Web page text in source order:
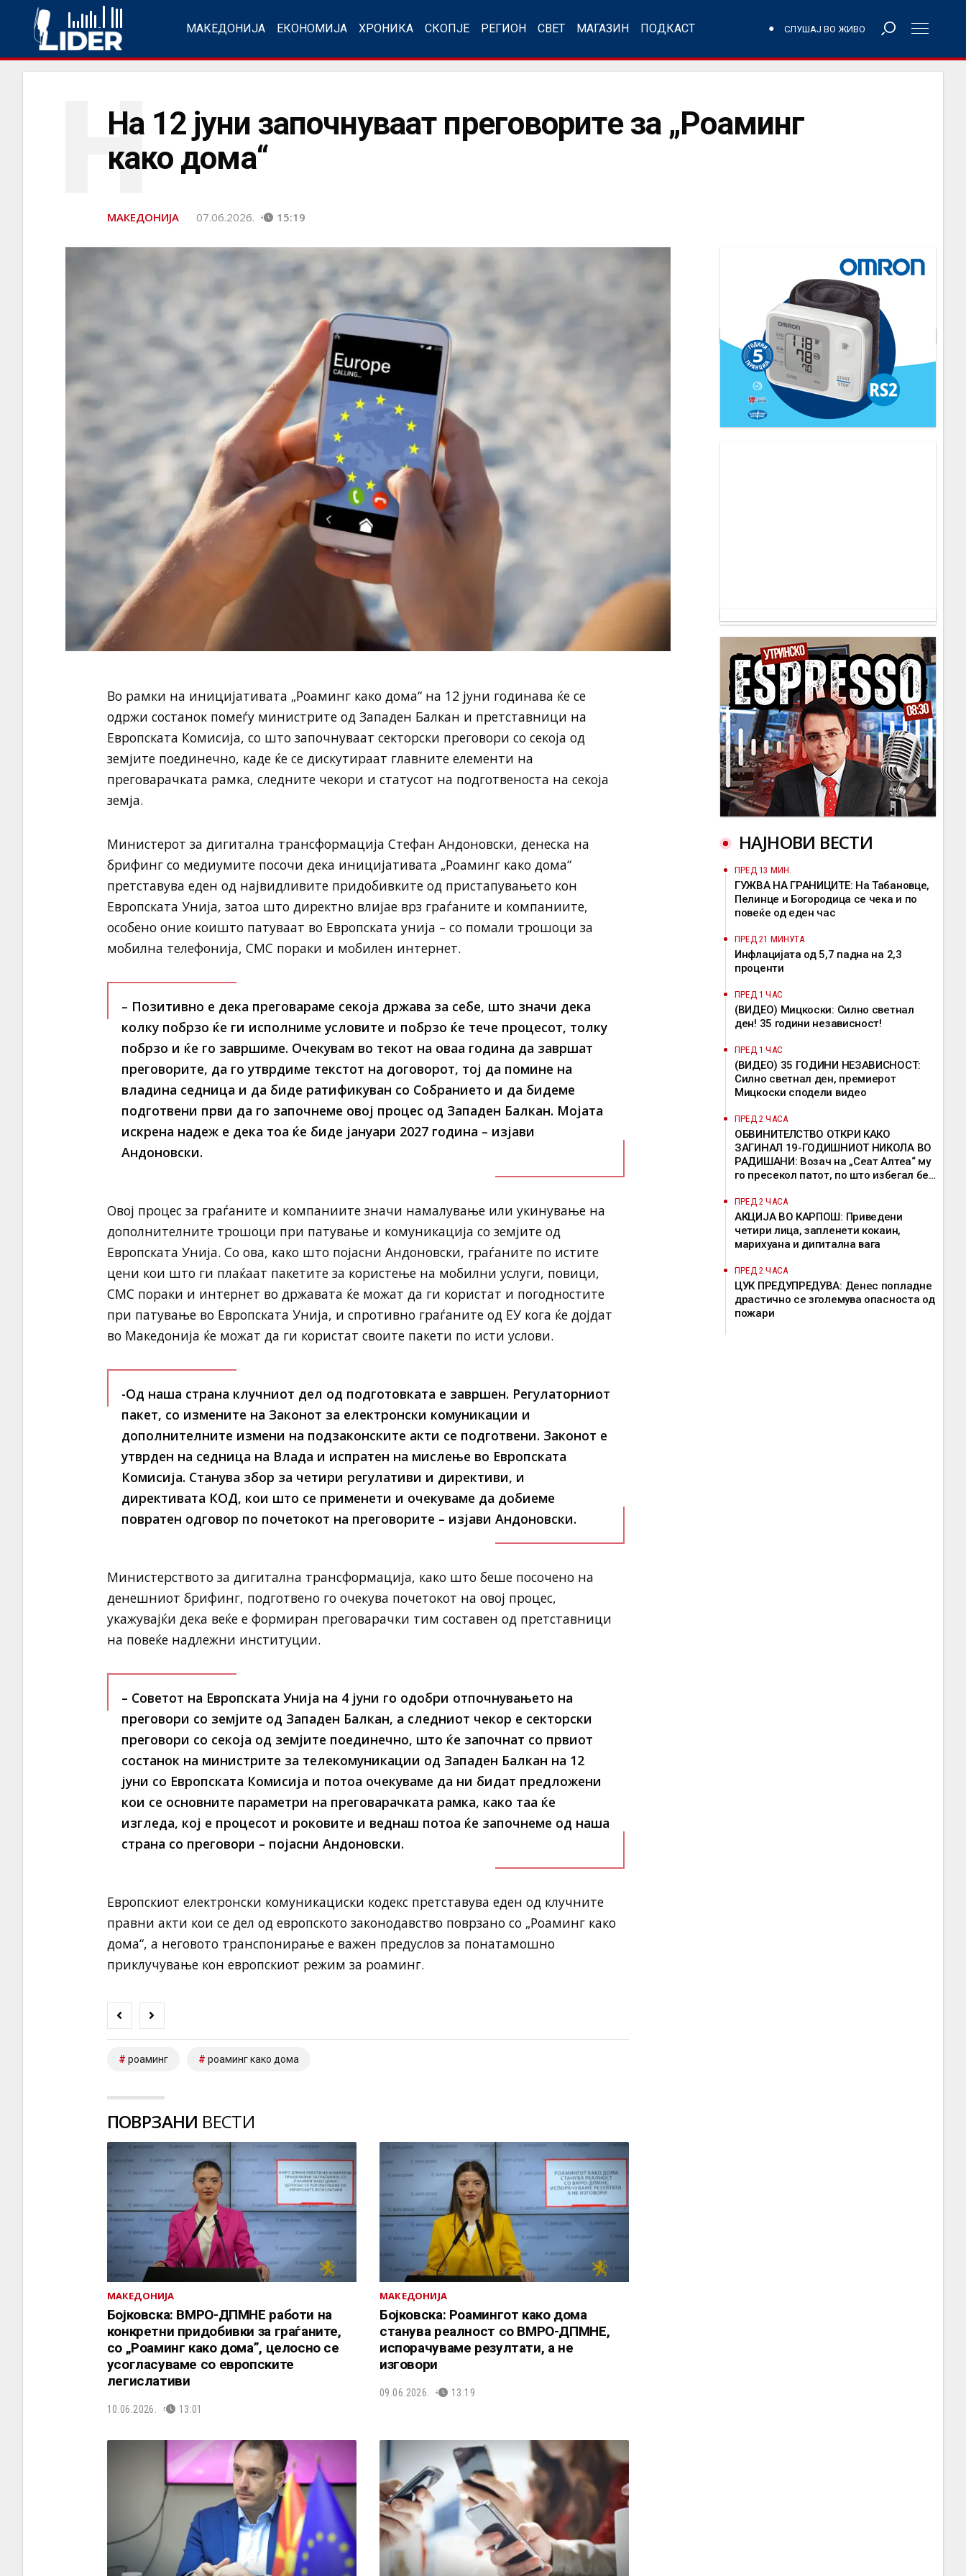
МАКЕДОНИЈА ЕКОНОМИЈА ХРОНИКА СКОПЈЕ РЕГИОН СВЕТ МАГАЗИН ПОДКАСТ СЛУШАЈ ВО ЖИВО
На 12 јуни започнуваат преговорите за „Роаминг
како дома“
Н
МАКЕДОНИЈА 07.06.2026. 15:19
Во рамки на иницијативата „Роаминг како дома“ на 12 јуни годинава ќе се
одржи состанок помеѓу министрите од Западен Балкан и претставници на
Европската Комисија, со што започнуваат секторски преговори со секоја од
земјите поединечно, каде ќе се дискутираат главните елементи на
преговарачката рамка, следните чекори и статусот на подготвеноста на секоја
земја.
Министерот за дигитална трансформација Стефан Андоновски, денеска на
брифинг со медиумите посочи дека иницијативата „Роаминг како дома“
претставува еден од највидливите придобивките од пристапувањето кон
Европската Унија, затоа што директно влијае врз граѓаните и компаниите,
особено оние коишто патуваат во Европската унија – со помали трошоци за
мобилна телефонија, СМС пораки и мобилен интернет.
– Позитивно е дека преговараме секоја држава за себе, што значи дека
колку побрзо ќе ги исполниме условите и побрзо ќе тече процесот, толку
побрзо и ќе го завршиме. Очекувам во текот на оваа година да завршат
преговорите, да го утврдиме текстот на договорот, тој да помине на
владина седница и да биде ратификуван со Собранието и да бидеме
подготвени први да го започнеме овој процес од Западен Балкан. Мојата
искрена надеж е дека тоа ќе биде јануари 2027 година – изјави
Андоновски.
Овој процес за граѓаните и компаниите значи намалување или укинување на
дополнителните трошоци при патување и комуникација со земјите од
Европската Унија. Со ова, како што појасни Андоновски, граѓаните по истите
цени кои што ги плаќаат пакетите за користење на мобилни услуги, повици,
СМС пораки и интернет во државата ќе можат да ги користат и погодностите
при патување во Европската Унија, и спротивно граѓаните од ЕУ кога ќе дојдат
во Македонија ќе можат да ги користат своите пакети по исти услови.
-Од наша страна клучниот дел од подготовката е завршен. Регулаторниот
пакет, со измените на Законот за електронски комуникации и
дополнителните измени на подзаконските акти се подготвени. Законот е
утврден на седница на Влада и испратен на мислење во Европската
Комисија. Станува збор за четири регулативи и директиви, и
директивата КОД, кои што се применети и очекуваме да добиеме
повратен одговор по почетокот на преговорите – изјави Андоновски.
Министерството за дигитална трансформација, како што беше посочено на
денешниот брифинг, подготвено го очекува почетокот на овој процес,
укажувајќи дека веќе е формиран преговарачки тим составен од претставници
на повеќе надлежни институции.
– Советот на Европската Унија на 4 јуни го одобри отпочнувањето на
преговори со земјите од Западен Балкан, а следниот чекор е секторски
преговори со секоја од земјите поединечно, што ќе започнат со првиот
состанок на министрите за телекомуникации од Западен Балкан на 12
јуни со Европската Комисија и потоа очекуваме да ни бидат предложени
кои се основните параметри на преговарачката рамка, како таа ќе
изгледа, кој е процесот и роковите и веднаш потоа ќе започнеме од наша
страна со преговори – појасни Андоновски.
Европскиот електронски комуникациски кодекс претставува еден од клучните
правни акти кои се дел од европското законодавство поврзано со „Роаминг како
дома“, а неговото транспонирање е важен предуслов за понатамошно
приклучување кон европскиот режим за роаминг.
роаминг роаминг како дома
ПОВРЗАНИ ВЕСТИ
МАКЕДОНИЈА
Бојковска: ВМРО-ДПМНЕ работи на
конкретни придобивки за граѓаните,
со „Роаминг како дома”, целосно се
усогласуваме со европските
легислативи
10.06.2026. 13:01
МАКЕДОНИЈА
Бојковска: Роамингот како дома
станува реалност со ВМРО-ДПМНЕ,
испорачуваме резултати, а не
изговори
09.06.2026. 13:19
НАЈНОВИ ВЕСТИ
ПРЕД 13 МИН.
ГУЖВА НА ГРАНИЦИТЕ: На Табановце,
Пелинце и Богородица се чека и по
повеќе од еден час
ПРЕД 21 МИНУТА
Инфлацијата од 5,7 падна на 2,3
проценти
ПРЕД 1 ЧАС
(ВИДЕО) Мицкоски: Силно светнал
ден! 35 години независност!
ПРЕД 1 ЧАС
(ВИДЕО) 35 ГОДИНИ НЕЗАВИСНОСТ:
Силно светнал ден, премиерот
Мицкоски сподели видео
ПРЕД 2 ЧАСА
ОБВИНИТЕЛСТВО ОТКРИ КАКО
ЗАГИНАЛ 19-ГОДИШНИОТ НИКОЛА ВО
РАДИШАНИ: Возач на „Сеат Алтеа“ му
го пресекол патот, по што избегал без
ПРЕД 2 ЧАСА
АКЦИЈА ВО КАРПОШ: Приведени
четири лица, запленети кокаин,
марихуана и дигитална вага
ПРЕД 2 ЧАСА
ЦУК ПРЕДУПРЕДУВА: Денес попладне
драстично се зголемува опасноста од
пожари